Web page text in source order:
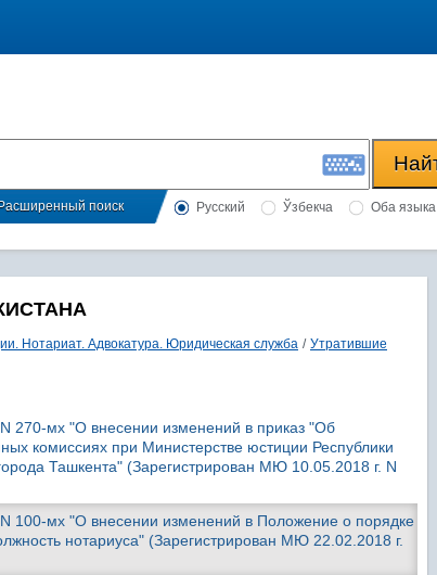
Расширенный поиск Русский Ўзбекча Оба языка
Нотариат. Адвокатура. Юридическая служба / Утратившие
270-мх "О внесении изменений в приказ "Об
комиссиях при Министерстве юстиции Республики
Ташкента" (Зарегистрирован МЮ 10.05.2018 г. N
100-мх "О внесении изменений в Положение о порядке
нотариуса" (Зарегистрирован МЮ 22.02.2018 г.